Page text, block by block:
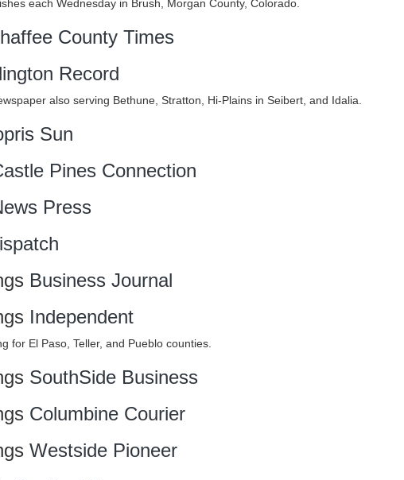
each Wednesday in Brush, Morgan County, Colorado.
County Times
Record
also serving Bethune, Stratton, Hi-Plains in Seibert, and Idalia.
Sun
Pines Connection
Press
Business Journal
Independent
for El Paso, Teller, and Pueblo counties.
SouthSide Business
Columbine Courier
Westside Pioneer